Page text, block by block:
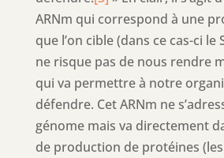
ARNm qui correspond à une
que l’on cible (dans ce cas-ci le
ne risque pas de nous rendre
qui va permettre à notre
défendre. Cet ARNm ne
génome mais va directement
de production de protéines